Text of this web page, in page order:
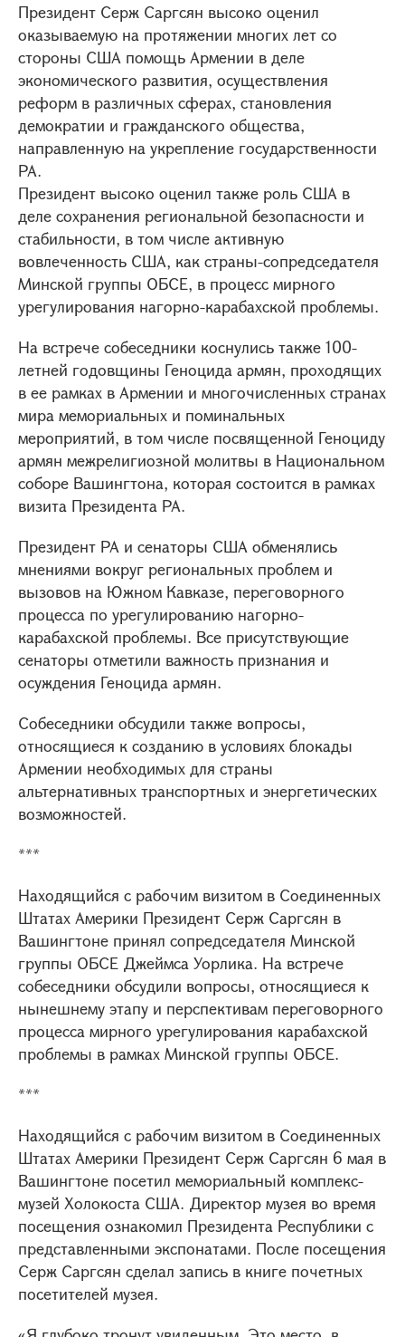
Президент Серж Саргсян высоко оценил
оказываемую на протяжении многих лет со
стороны США помощь Армении в деле
экономического развития, осуществления
реформ в различных сферах, становления
демократии и гражданского общества,
направленную на укрепление государственности
РА.
Президент высоко оценил также роль США в
деле сохранения региональной безопасности и
стабильности, в том числе активную
вовлеченность США, как страны-сопредседателя
Минской группы ОБСЕ, в процесс мирного
урегулирования нагорно-карабахской проблемы.
На встрече собеседники коснулись также 100-
летней годовщины Геноцида армян, проходящих
в ее рамках в Армении и многочисленных странах
мира мемориальных и поминальных
мероприятий, в том числе посвященной Геноциду
армян межрелигиозной молитвы в Национальном
соборе Вашингтона, которая состоится в рамках
визита Президента РА.
Президент РА и сенаторы США обменялись
мнениями вокруг региональных проблем и
вызовов на Южном Кавказе, переговорного
процесса по урегулированию нагорно-
карабахской проблемы. Все присутствующие
сенаторы отметили важность признания и
осуждения Геноцида армян.
Собеседники обсудили также вопросы,
относящиеся к созданию в условиях блокады
Армении необходимых для страны
альтернативных транспортных и энергетических
возможностей.
***
Находящийся с рабочим визитом в Соединенных
Штатах Америки Президент Серж Саргсян в
Вашингтоне принял сопредседателя Минской
группы ОБСЕ Джеймса Уорлика. На встрече
собеседники обсудили вопросы, относящиеся к
нынешнему этапу и перспективам переговорного
процесса мирного урегулирования карабахской
проблемы в рамках Минской группы ОБСЕ.
***
Находящийся с рабочим визитом в Соединенных
Штатах Америки Президент Серж Саргсян 6 мая в
Вашингтоне посетил мемориальный комплекс-
музей Холокоста США. Директор музея во время
посещения ознакомил Президента Республики с
представленными экспонатами. После посещения
Серж Саргсян сделал запись в книге почетных
посетителей музея.